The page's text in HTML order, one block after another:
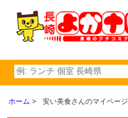
ホーム 安い美食さんのマイページ